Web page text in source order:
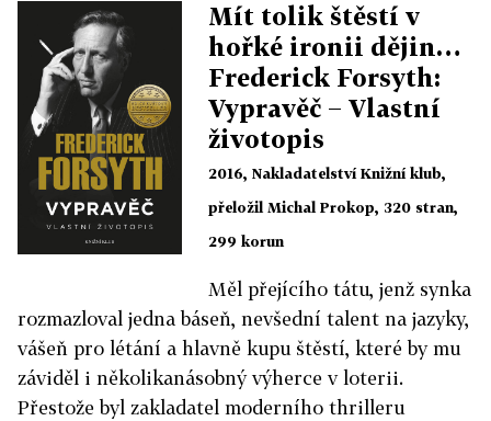
Mít tolik štěstí v
hořké ironii dějin…
Frederick Forsyth:
Vypravěč − Vlastní
životopis
2016, Nakladatelství Knižní klub,
přeložil Michal Prokop, 320 stran,
299 korun
Měl přejícího tátu, jenž synka
rozmazloval jedna báseň, nevšední talent na jazyky,
vášeň pro létání a hlavně kupu štěstí, které by mu
záviděl i několikanásobný výherce v loterii.
Přestože byl zakladatel moderního thrilleru